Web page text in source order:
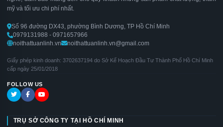
mỹ và tối ưu chi phí nhất.
Số 96 đường DX43, phường Bình Dương, TP Hồ Chí Minh
0979131988 - 0971657966
noithattuanlinh.vn
noithattuanlinh.vn@gmail.com
Giấy phép kinh doanh: 3702637194 do Sở Kế Hoạch Đầu Tư Thành Phố Hồ Chí Minh
cấp ngày 25/01/2018
FOLLOW US
TRỤ SỞ CÔNG TY TẠI HỒ CHÍ MINH